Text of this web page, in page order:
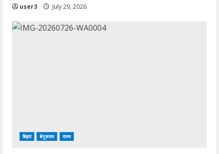
user3 July 29, 2026
बिहार बेगूसराय राज्य